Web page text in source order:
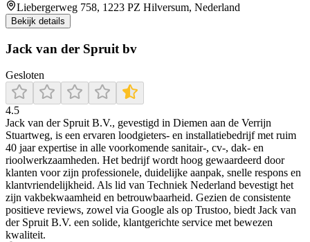
Liebergerweg 758, 1223 PZ Hilversum, Nederland
Bekijk details
Jack van der Spruit bv
Gesloten
4.5
Jack van der Spruit B.V., gevestigd in Diemen aan de Verrijn
Stuartweg, is een ervaren loodgieters- en installatiebedrijf met ruim
40 jaar expertise in alle voorkomende sanitair-, cv-, dak- en
rioolwerkzaamheden. Het bedrijf wordt hoog gewaardeerd door
klanten voor zijn professionele, duidelijke aanpak, snelle respons en
klantvriendelijkheid. Als lid van Techniek Nederland bevestigt het
zijn vakbekwaamheid en betrouwbaarheid. Gezien de consistente
positieve reviews, zowel via Google als op Trustoo, biedt Jack van
der Spruit B.V. een solide, klantgerichte service met bewezen
kwaliteit.